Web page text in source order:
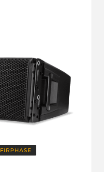
FIRPHASE